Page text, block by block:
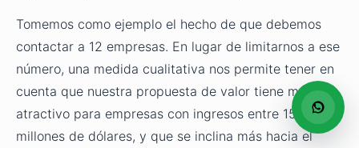
Tomemos como ejemplo el hecho de que debemos
contactar a 12 empresas. En lugar de limitarnos a ese
número, una medida cualitativa nos permite tener en
cuenta que nuestra propuesta de valor tiene mayor
atractivo para empresas con ingresos entre 15 y 50
millones de dólares, y que se inclina más hacia el